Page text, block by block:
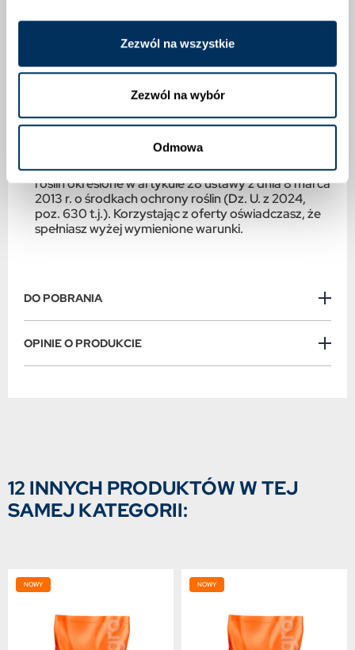
Zezwól na wszystkie
Zezwól na wybór
Odmowa
Ze środków ochrony roślin należy korzystać z
zachowaniem bezpieczeństwa. Przed każdym
użyciem przeczytaj informacje zamieszczone w
etykiecie i informacje dotyczące produktu.
Zapoznaj się z zagrożeniami i postępuj zgodnie ze
środkami ostrożności wymienionymi w etykiecie.
jedynie osoby pełnoletnie i posiadające kwalifikacje
wymagane od osób nabywających środki ochrony
roślin określone w artykule 28 ustawy z dnia 8 marca
2013 r. o środkach ochrony roślin (Dz. U. z 2024,
poz. 630 t.j.). Korzystając z oferty oświadczasz, że
spełniasz wyżej wymienione warunki.
DO POBRANIA
OPINIE O PRODUKCIE
12 INNYCH PRODUKTÓW W TEJ
SAMEJ KATEGORII:
NOWY NOWY